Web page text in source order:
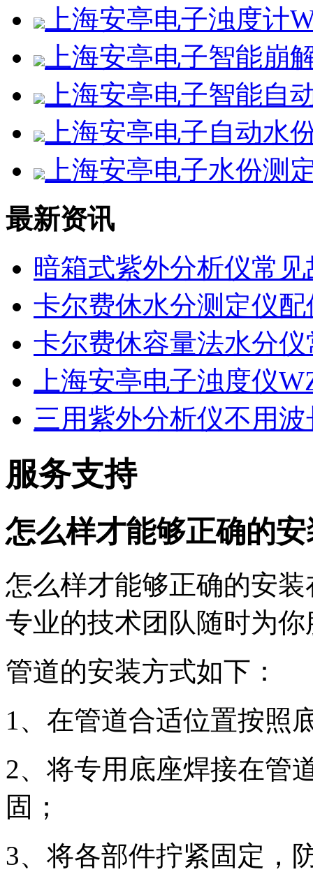
上海安亭电子浊度计
上海安亭电子智能崩
上海安亭电子智能自
上海安亭电子自动水
上海安亭电子水份测
最新资讯
暗箱式紫外分析仪常
卡尔费休水分测定仪
卡尔费休容量法水分
上海安亭电子浊度仪
三用紫外分析仪不用
服务支持
怎么样才能够正确的
怎么样才能够正确的安
专业的技术团队随时为你
管道的安装方式如下：
1、在管道合适位置按照
2、将专用底座焊接在管
固；
3、将各部件拧紧固定，